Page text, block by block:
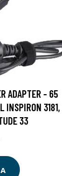
ADAPTER - 65
INSPIRON 3181,
33